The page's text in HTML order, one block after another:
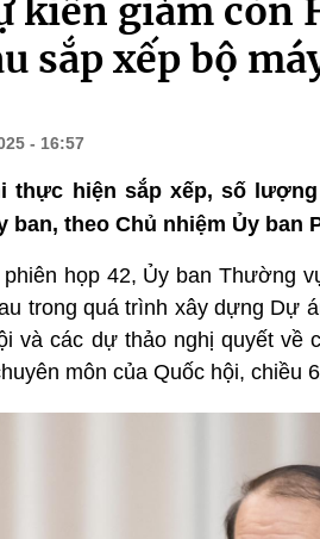
kiến giảm còn
sắp xếp bộ
- 16:57
thực hiện sắp xếp, số
ban, theo Chủ nhiệm Ủy ban
họp 42, Ủy ban Thường
trong quá trình xây dựng Dự
và các dự thảo nghị quyết về
môn của Quốc hội, chiều